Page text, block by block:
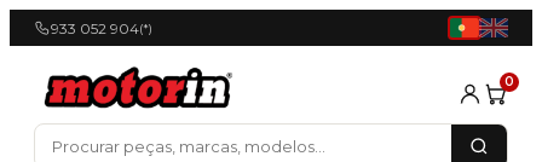
933 052 904(*)
0